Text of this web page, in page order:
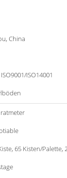
China
ISO9001/ISO14001
65 Kisten/